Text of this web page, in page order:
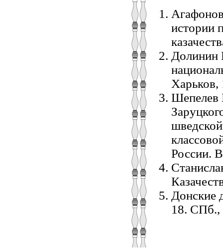
истории
Долинин
Харьков,
Шепелев
России.
Донские
18. СПб.,